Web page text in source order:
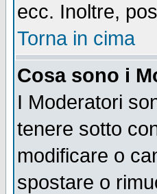
ecc. Inoltre,
Torna in cima
Cosa sono i
I Moderatori
tenere sotto
modificare o
spostare o